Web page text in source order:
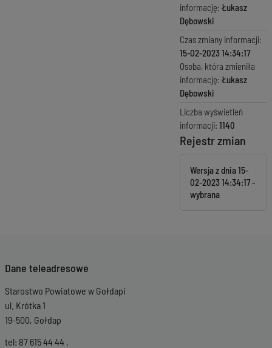
informację: Łukasz
Dębowski
Czas zmiany informacji:
15-02-2023 14:34:17
Osoba, która zmieniła
informację: Łukasz
Dębowski
Liczba wyświetleń
informacji: 1140
Rejestr zmian
Wersja z dnia15-
02-2023 14:34:17
Dane teleadresowe
Starostwo Powiatowe w Gołdapi
ul. Krótka 1
19-500, Gołdap
tel: 87 615 44 44 ,